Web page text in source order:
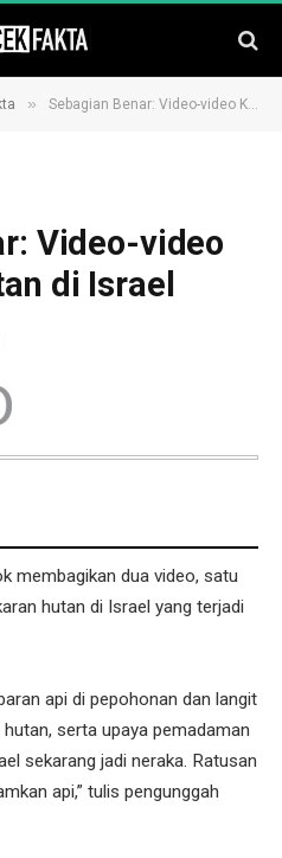
» Sebagian Benar: Video-video Kebakaran Hutan di Israel
Video-video
di Israel
membagikan dua video, satu
hutan di Israel yang terjadi
api di pepohonan dan langit
serta upaya pemadaman
sekarang jadi neraka. Ratusan
api,” tulis pengunggah